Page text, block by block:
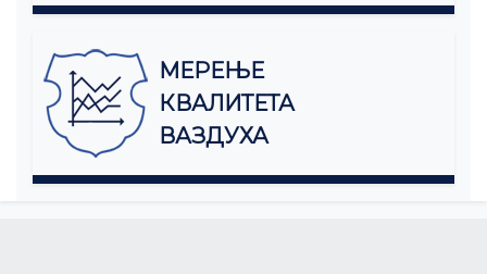
МЕРЕЊЕ
КВАЛИТЕТА
ВАЗДУХА